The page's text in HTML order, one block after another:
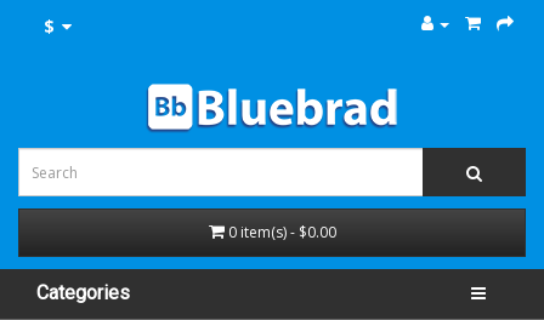
$
0 item(s) - $0.00
Categories